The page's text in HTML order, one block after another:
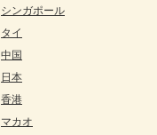
シンガポール
タイ
中国
日本
香港
マカオ